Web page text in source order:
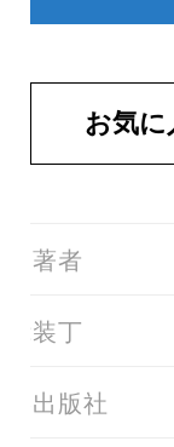
01著者
02装丁
03出版社